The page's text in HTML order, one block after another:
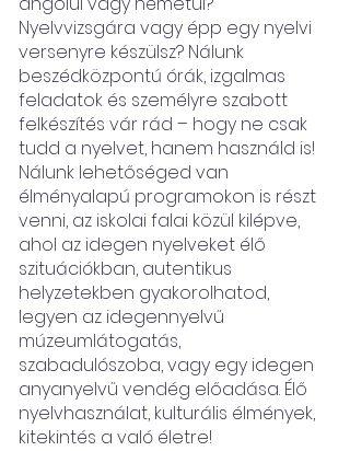
Nyelvvizsgára vagy épp egy nyelvi
versenyre készülsz? Nálunk
beszédközpontú órák, izgalmas
feladatok és személyre szabott
felkészítés vár rád – hogy ne csak
tudd a nyelvet, hanem használd is!
Nálunk lehetőséged van
élményalapú programokon is részt
venni, az iskolai falai közül kilépve,
ahol az idegen nyelveket élő
szituációkban, autentikus
helyzetekben gyakorolhatod,
legyen az idegennyelvű
múzeumlátogatás,
szabadulószoba, vagy egy idegen
anyanyelvű vendég előadása. Élő
nyelvhasználat, kulturális élmények,
kitekintés a való életre!